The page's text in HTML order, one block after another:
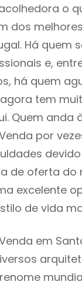
o
dos
Há quem
e,
há quem
tem
Quem anda
por
de oferta do
excelente
de vida
em